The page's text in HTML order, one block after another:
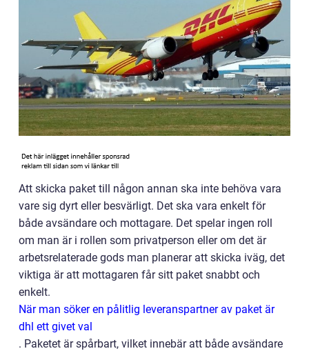
Att skicka paket till någon annan ska inte behöva vara
vare sig dyrt eller besvärligt. Det ska vara enkelt för
både avsändare och mottagare. Det spelar ingen roll
om man är i rollen som privatperson eller om det är
arbetsrelaterade gods man planerar att skicka iväg, det
viktiga är att mottagaren får sitt paket snabbt och
enkelt.
När man söker en pålitlig leveranspartner av paket är
dhl ett givet val
. Paketet är spårbart, vilket innebär att både avsändare